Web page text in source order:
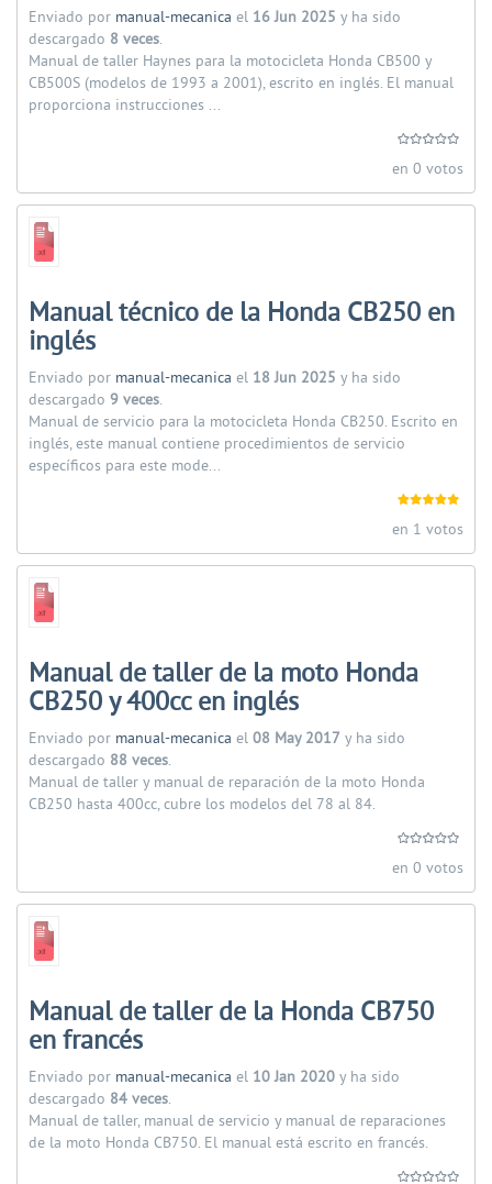
Enviado por manual-mecanica el 16 Jun 2025 y ha sido
descargado 8 veces.
Manual de taller Haynes para la motocicleta Honda CB500 y
CB500S (modelos de 1993 a 2001), escrito en inglés. El manual
proporciona instrucciones ...
en 0 votos
Manual técnico de la Honda CB250 en
inglés
Enviado por manual-mecanica el 18 Jun 2025 y ha sido
descargado 9 veces.
Manual de servicio para la motocicleta Honda CB250. Escrito en
inglés, este manual contiene procedimientos de servicio
específicos para este mode...
en 1 votos
Manual de taller de la moto Honda
CB250 y 400cc en inglés
Enviado por manual-mecanica el 08 May 2017 y ha sido
descargado 88 veces.
Manual de taller y manual de reparación de la moto Honda
CB250 hasta 400cc, cubre los modelos del 78 al 84.
en 0 votos
Manual de taller de la Honda CB750
en francés
Enviado por manual-mecanica el 10 Jan 2020 y ha sido
descargado 84 veces.
Manual de taller, manual de servicio y manual de reparaciones
de la moto Honda CB750. El manual está escrito en francés.